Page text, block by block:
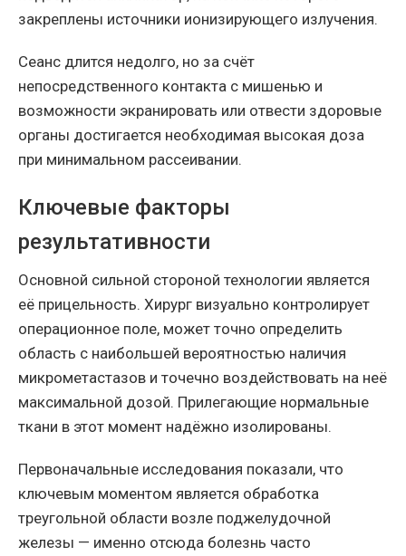
закреплены источники ионизирующего излучения.
Сеанс длится недолго, но за счёт
непосредственного контакта с мишенью и
возможности экранировать или отвести здоровые
органы достигается необходимая высокая доза
при минимальном рассеивании.
Ключевые факторы
результативности
Основной сильной стороной технологии является
её прицельность. Хирург визуально контролирует
операционное поле, может точно определить
область с наибольшей вероятностью наличия
микрометастазов и точечно воздействовать на неё
максимальной дозой. Прилегающие нормальные
ткани в этот момент надёжно изолированы.
Первоначальные исследования показали, что
ключевым моментом является обработка
треугольной области возле поджелудочной
железы — именно отсюда болезнь часто